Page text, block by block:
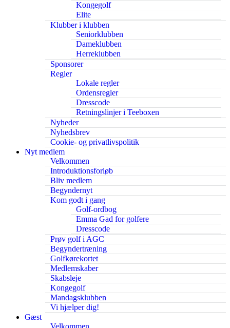
Kongegolf
Elite
Klubber i klubben
Seniorklubben
Dameklubben
Herreklubben
Sponsorer
Regler
Lokale regler
Ordensregler
Dresscode
Retningslinjer i Teeboxen
Nyheder
Nyhedsbrev
Cookie- og privatlivspolitik
Nyt medlem
Velkommen
Introduktionsforløb
Bliv medlem
Begyndernyt
Kom godt i gang
Golf-ordbog
Emma Gad for golfere
Dresscode
Prøv golf i AGC
Begyndertræning
Golfkørekortet
Medlemskaber
Skabsleje
Kongegolf
Mandagsklubben
Vi hjælper dig!
Gæst
Velkommen